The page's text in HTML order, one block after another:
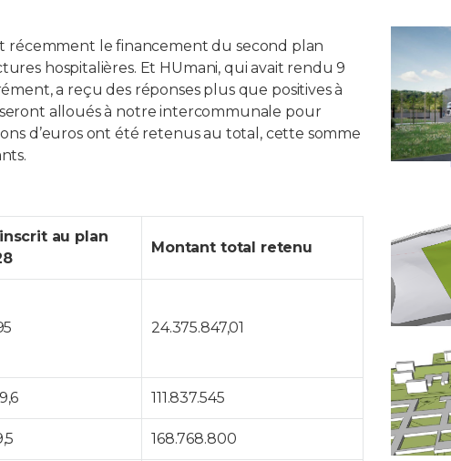
le financement du second plan
hospitalières. Et HUmani, qui avait rendu 9
a reçu des réponses plus que positives à
seront alloués à notre intercommunale pour
d’euros ont été retenus au total, cette somme
au plan
Montant total retenu
24.375.847,01
111.837.545
168.768.800